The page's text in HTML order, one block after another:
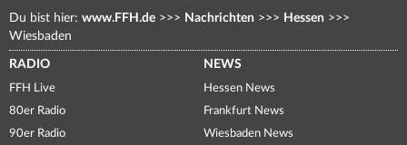
Du bist hier: www.FFH.de >>> Nachrichten >>> Hessen >>>
Wiesbaden
RADIO
FFH Live
80er Radio
90er Radio
NEWS
Hessen News
Frankfurt News
Wiesbaden News